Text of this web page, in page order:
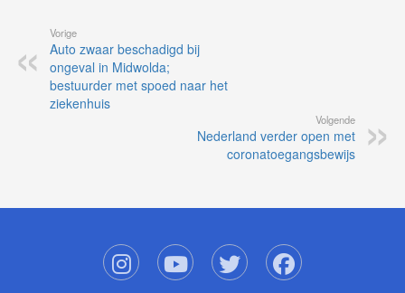
Vorige
Auto zwaar beschadigd bij
ongeval in Midwolda;
bestuurder met spoed naar het
ziekenhuis
Volgende
Nederland verder open met
coronatoegangsbewijs